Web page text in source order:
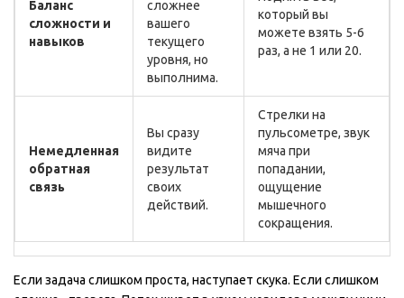
Баланс
сложности и
навыков
сложнее
вашего
текущего
уровня, но
выполнима.
который вы
можете взять 5-6
раз, а не 1 или 20.
Немедленная
обратная
связь
Вы сразу
видите
результат
своих
действий.
Стрелки на
пульсометре, звук
мяча при
попадании,
ощущение
мышечного
сокращения.
Если задача слишком проста, наступает скука. Если слишком